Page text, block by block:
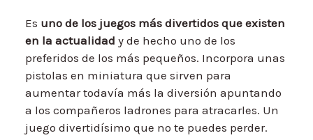
Es uno de los juegos más divertidos que existen
en la actualidad y de hecho uno de los
preferidos de los más pequeños. Incorpora unas
pistolas en miniatura que sirven para
aumentar todavía más la diversión apuntando
a los compañeros ladrones para atracarles. Un
juego divertidísimo que no te puedes perder.